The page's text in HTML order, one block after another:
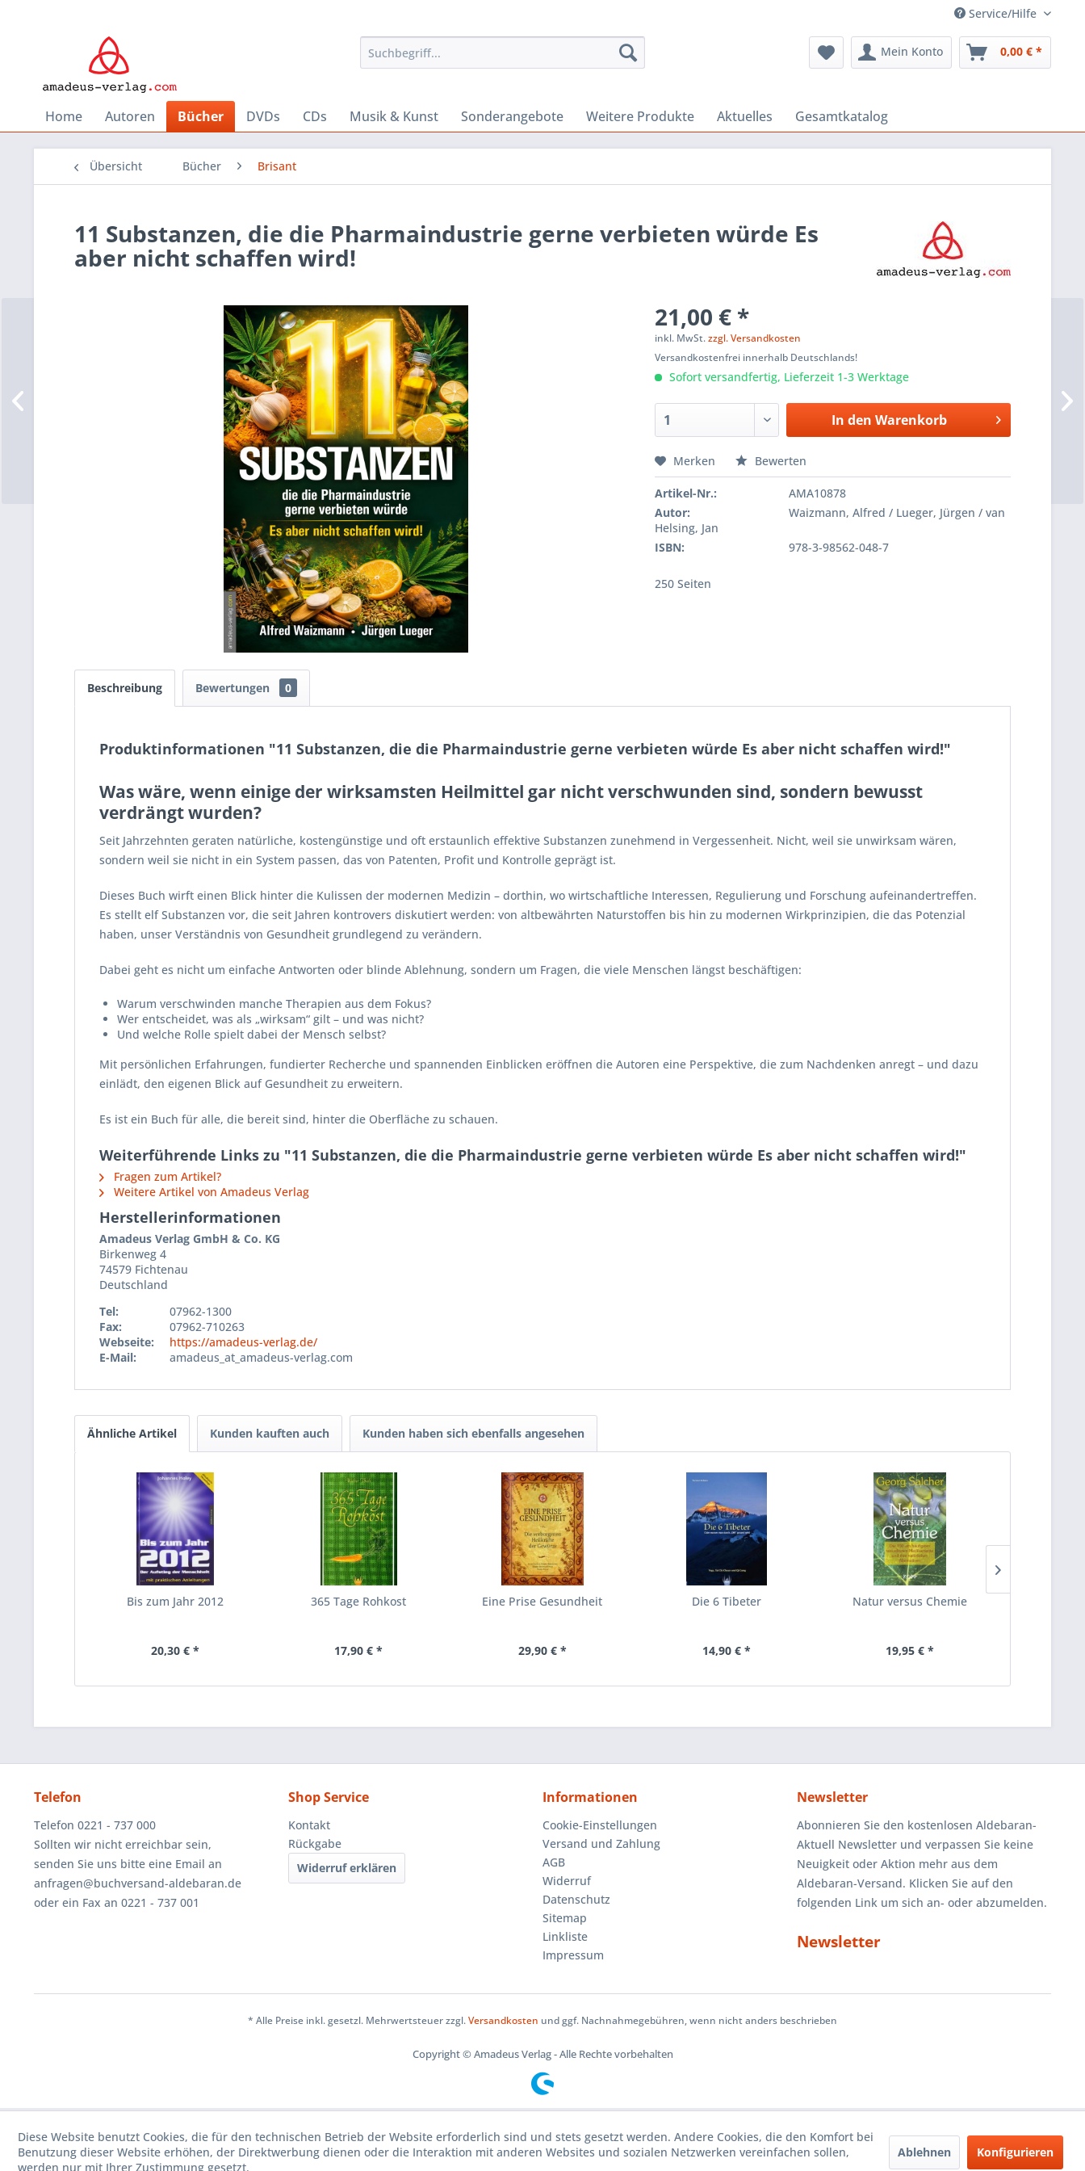
Service/Hilfe
Mein Konto 0,00 € *
Home Autoren Bücher DVDs CDs Musik & Kunst Sonderangebote Weitere Produkte Aktuelles Gesamtkatalog
Übersicht Bücher Brisant
11 Substanzen, die die Pharmaindustrie gerne verbieten würde Es
aber nicht schaffen wird!
21,00 € *
inkl. MwSt.zzgl. Versandkosten
Versandkostenfrei innerhalb Deutschlands!
Sofort versandfertig, Lieferzeit 1-3 Werktage
In den Warenkorb
Merken Bewerten
Artikel-Nr.:
AMA10878
Autor:
Waizmann, Alfred / Lueger, Jürgen / van
Helsing, Jan
ISBN:
978-3-98562-048-7
250 Seiten
Beschreibung Bewertungen 0
Produktinformationen "11 Substanzen, die die Pharmaindustrie gerne verbieten würde Es aber nicht schaffen wird!"
Was wäre, wenn einige der wirksamsten Heilmittel gar nicht verschwunden sind, sondern bewusst
verdrängt wurden?
Seit Jahrzehnten geraten natürliche, kostengünstige und oft erstaunlich effektive Substanzen zunehmend in Vergessenheit. Nicht, weil sie unwirksam wären,
sondern weil sie nicht in ein System passen, das von Patenten, Profit und Kontrolle geprägt ist.
Dieses Buch wirft einen Blick hinter die Kulissen der modernen Medizin – dorthin, wo wirtschaftliche Interessen, Regulierung und Forschung aufeinandertreffen.
Es stellt elf Substanzen vor, die seit Jahren kontrovers diskutiert werden: von altbewährten Naturstoffen bis hin zu modernen Wirkprinzipien, die das Potenzial
haben, unser Verständnis von Gesundheit grundlegend zu verändern.
Dabei geht es nicht um einfache Antworten oder blinde Ablehnung, sondern um Fragen, die viele Menschen längst beschäftigen:
Warum verschwinden manche Therapien aus dem Fokus?
Wer entscheidet, was als „wirksam“ gilt – und was nicht?
Und welche Rolle spielt dabei der Mensch selbst?
Mit persönlichen Erfahrungen, fundierter Recherche und spannenden Einblicken eröffnen die Autoren eine Perspektive, die zum Nachdenken anregt – und dazu
einlädt, den eigenen Blick auf Gesundheit zu erweitern.
Es ist ein Buch für alle, die bereit sind, hinter die Oberfläche zu schauen.
Weiterführende Links zu "11 Substanzen, die die Pharmaindustrie gerne verbieten würde Es aber nicht schaffen wird!"
Fragen zum Artikel?
Weitere Artikel von Amadeus Verlag
Herstellerinformationen
Amadeus Verlag GmbH & Co. KG
Birkenweg 4
74579 Fichtenau
Deutschland
Tel:
07962-1300
Fax:
07962-710263
Webseite:
https://amadeus-verlag.de/
E-Mail:
amadeus_at_amadeus-verlag.com
Ähnliche Artikel Kunden kauften auch Kunden haben sich ebenfalls angesehen
Bis zum Jahr 2012
20,30 € *
365 Tage Rohkost
17,90 € *
Eine Prise Gesundheit
29,90 € *
Die 6 Tibeter
14,90 € *
Natur versus Chemie
19,95 € *
Telefon
Telefon 0221 - 737 000
Sollten wir nicht erreichbar sein,
senden Sie uns bitte eine Email an
anfragen@buchversand-aldebaran.de
oder ein Fax an 0221 - 737 001
Shop Service
Kontakt
Rückgabe
Widerruf erklären
Informationen
Cookie-Einstellungen
Versand und Zahlung
AGB
Widerruf
Datenschutz
Sitemap
Linkliste
Impressum
Newsletter
Abonnieren Sie den kostenlosen Aldebaran-
Aktuell Newsletter und verpassen Sie keine
Neuigkeit oder Aktion mehr aus dem
Aldebaran-Versand. Klicken Sie auf den
folgenden Link um sich an- oder abzumelden.
Newsletter
* Alle Preise inkl. gesetzl. Mehrwertsteuer zzgl.Versandkosten und ggf. Nachnahmegebühren, wenn nicht anders beschrieben
Copyright © Amadeus Verlag - Alle Rechte vorbehalten
Diese Website benutzt Cookies, die für den technischen Betrieb der Website erforderlich sind und stets gesetzt werden. Andere Cookies, die den Komfort bei
Benutzung dieser Website erhöhen, der Direktwerbung dienen oder die Interaktion mit anderen Websites und sozialen Netzwerken vereinfachen sollen,
werden nur mit Ihrer Zustimmung gesetzt.
Ablehnen Konfigurieren